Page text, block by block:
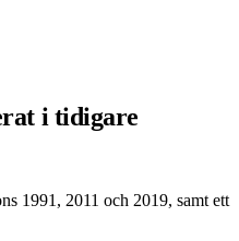
i tidigare
1991, 2011 och 2019, samt ett